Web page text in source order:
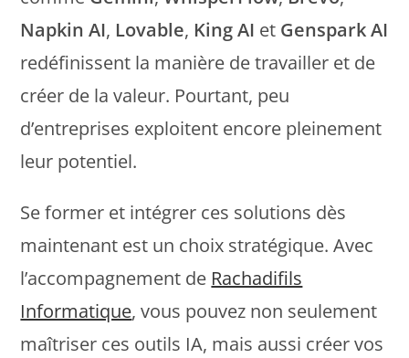
Napkin AI, Lovable, King AI et Genspark AI
redéfinissent la manière de travailler et de
créer de la valeur. Pourtant, peu
d’entreprises exploitent encore pleinement
leur potentiel.
Se former et intégrer ces solutions dès
maintenant est un choix stratégique. Avec
l’accompagnement de Rachadifils
Informatique, vous pouvez non seulement
maîtriser ces outils IA, mais aussi créer vos